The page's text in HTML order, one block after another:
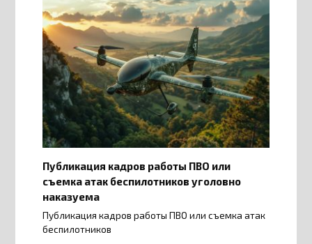
Публикация кадров работы ПВО или
съемка атак беспилотников уголовно
наказуема
Публикация кадров работы ПВО или съемка атак
беспилотников